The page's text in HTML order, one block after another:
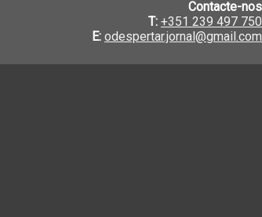
Contacte-nos
T: +351 239 497 750
E: odespertar.jornal@gmail.com